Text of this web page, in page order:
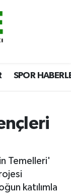
SPOR
Temelleri'
katılımla